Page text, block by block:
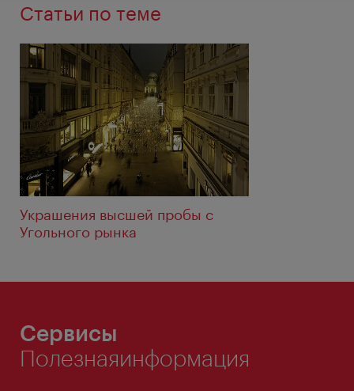
Статьи по теме
Украшения высшей пробы с
Угольного рынка
Сервисы
Полезнаяинформация